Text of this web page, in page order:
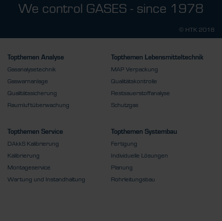
We control GASES - since 1978
© HTK 2018
Topthemen Analyse
Gasanalysetechnik
Gaswarnanlage
Qualitätssicherung
Raumluftüberwachung
Topthemen Lebensmitteltechnik
MAP Verpackung
Qualitätskontrolle
Restsauerstoffanalyse
Schutzgas
Topthemen Service
DAkkS Kalibrierung
Kalibrierung
Montageservice
Wartung und Instandhaltung
Topthemen Systembau
Fertigung
Individuelle Lösungen
Planung
Rohrleitungsbau